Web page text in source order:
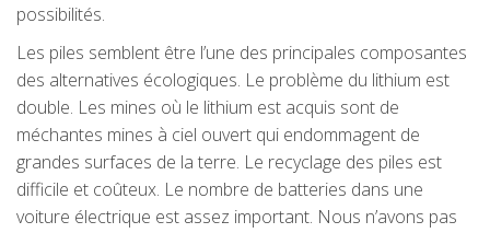
possibilités.
Les piles semblent être l’une des principales composantes
des alternatives écologiques. Le problème du lithium est
double. Les mines où le lithium est acquis sont de
méchantes mines à ciel ouvert qui endommagent de
grandes surfaces de la terre. Le recyclage des piles est
difficile et coûteux. Le nombre de batteries dans une
voiture électrique est assez important. Nous n’avons pas